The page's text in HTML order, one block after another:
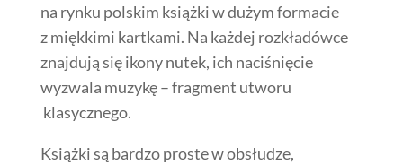
na rynku polskim książki w dużym formacie
z miękkimi kartkami. Na każdej rozkładówce
znajdują się ikony nutek, ich naciśnięcie
wyzwala muzykę – fragment utworu
klasycznego.
Książki są bardzo proste w obsłudze,